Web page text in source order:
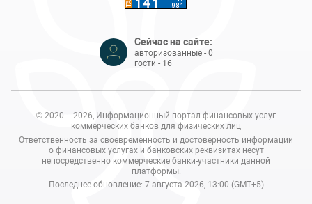
Сейчас на сайте:
авторизованные - 0
гости - 16
© 2020 – 2026, Информационный портал финансовых услуг
коммерческих банков для физических лиц
Ответственность за своевременность и достоверность информации
о финансовых услугах и банковских реквизитах несут
непосредственно коммерческие банки-участники данной
платформы.
Последнее обновление: 7 августа 2026, 13:00 (GMT+5)